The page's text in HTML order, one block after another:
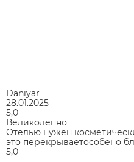
Daniyar
28.01.2025
5,0
Великолепно
Отелью нужен
это перекрываетособено
5,0